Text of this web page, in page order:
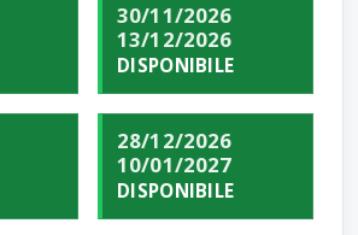
30/11/2026
13/12/2026
DISPONIBILE
28/12/2026
10/01/2027
DISPONIBILE